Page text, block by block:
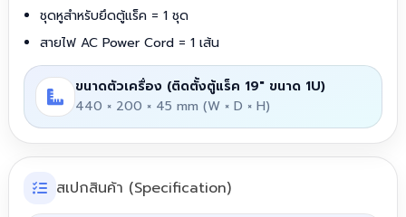
ชุดหูสำหรับยึดตู้แร็ค = 1 ชุด
สายไฟ AC Power Cord = 1 เส้น
ขนาดตัวเครื่อง (ติดตั้งตู้แร็ค 19" ขนาด 1U)
440 × 200 × 45 mm (W × D × H)
สเปกสินค้า (Specification)